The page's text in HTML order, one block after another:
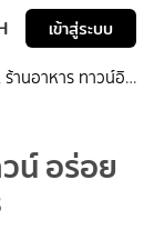
เข้าสู่ระบบ
ร้านอาหาร ทาวน์อิน
น์ อร่อย